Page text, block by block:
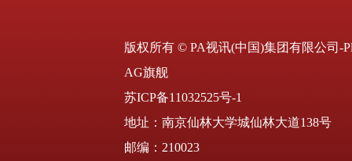
版权所有 © PA视讯(中国)集团有限公司-
AG旗舰
苏ICP备11032525号-1
地址：南京仙林大学城仙林大道138号
邮编：210023